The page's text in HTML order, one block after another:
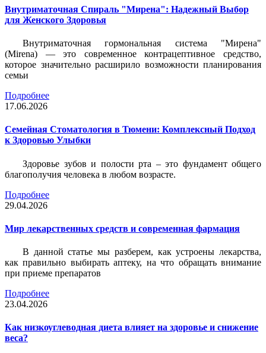
Внутриматочная Спираль "Мирена": Надежный Выбор
для Женского Здоровья
Внутриматочная гормональная система "Мирена"
(Mirena) — это современное контрацептивное средство,
которое значительно расширило возможности планирования
семьи
Подробнее
17.06.2026
Семейная Стоматология в Тюмени: Комплексный Подход
к Здоровью Улыбки
Здоровье зубов и полости рта – это фундамент общего
благополучия человека в любом возрасте.
Подробнее
29.04.2026
Мир лекарственных средств и современная фармация
В данной статье мы разберем, как устроены лекарства,
как правильно выбирать аптеку, на что обращать внимание
при приеме препаратов
Подробнее
23.04.2026
Как низкоуглеводная диета влияет на здоровье и снижение
веса?